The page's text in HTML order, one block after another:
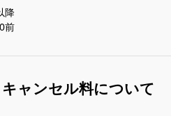
降
前
ャンセル料について